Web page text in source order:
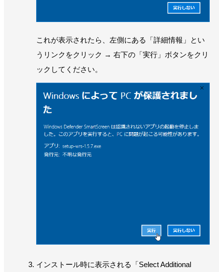
これが表示されたら、左側にある「詳細情報」とい
うリンクをクリック → 右下の「実行」ボタンをクリ
ックしてください。
インストール時に表示される「Select Additional